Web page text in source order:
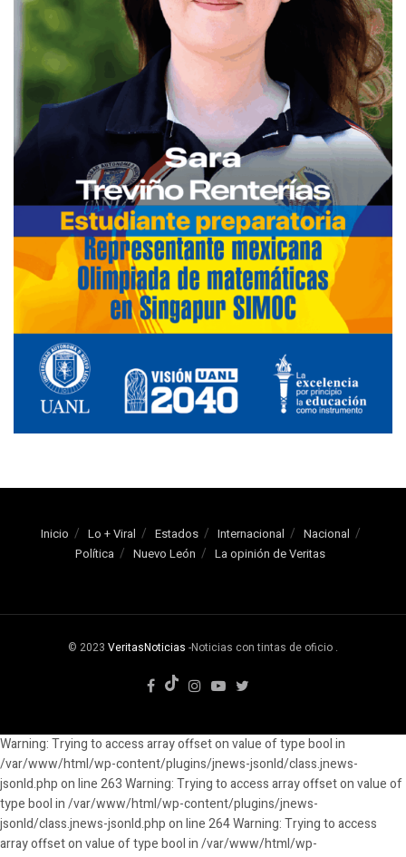
Inicio Lo + Viral Estados Internacional
Nacional
Política
Nuevo León La opinión de Veritas
© 2023 VeritasNoticias -Noticias con tintas de oficio .
Warning: Trying to access array offset on value of type bool in
/var/www/html/wp-content/plugins/jnews-jsonld/class.jnews-
jsonld.php on line 263 Warning: Trying to access array offset on value of
type bool in /var/www/html/wp-content/plugins/jnews-
jsonld/class.jnews-jsonld.php on line 264 Warning: Trying to access
array offset on value of type bool in /var/www/html/wp-